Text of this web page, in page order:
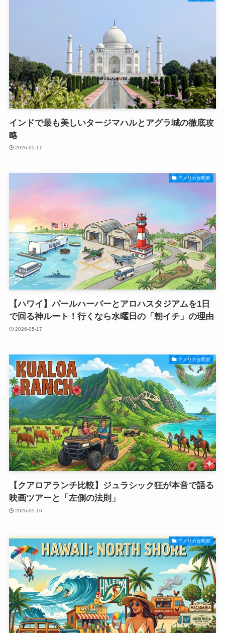
インドで最も美しいタージマハルとアグラ城の徹底攻
略
2026-05-17
アメリカ合衆国
【ハワイ】パールハーバーとアロハスタジアムを1日
で回る神ルート！行くなら水曜日の「朝イチ」の理由
2026-05-17
アメリカ合衆国
【クアロアランチ比較】ジュラシック狂が本音で語る
映画ツアーと「左側の法則」
2026-05-16
アメリカ合衆国